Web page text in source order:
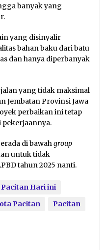
banyak yang
yang disinyalir
bahan baku dari batu
dan hanya diperbanyak
yang tidak maksimal
Jembatan Provinsi Jawa
perbaikan ini tetap
pekerjaannya.
di bawahgroup
untuk tidak
tahun 2025 nanti.
Hari ini
Pacitan
Pacitan